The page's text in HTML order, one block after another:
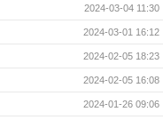
2024-03-04 11:30
2024-03-01 16:12
2024-02-05 18:23
2024-02-05 16:08
2024-01-26 09:06